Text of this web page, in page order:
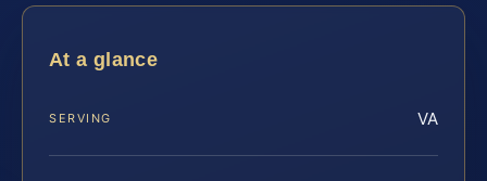
At a glance
SERVING VA